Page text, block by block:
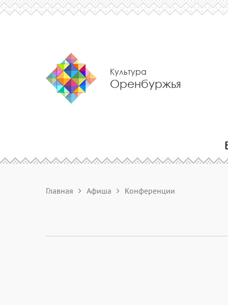
Культура
Оренбуржья
Главная Афиша Конференции